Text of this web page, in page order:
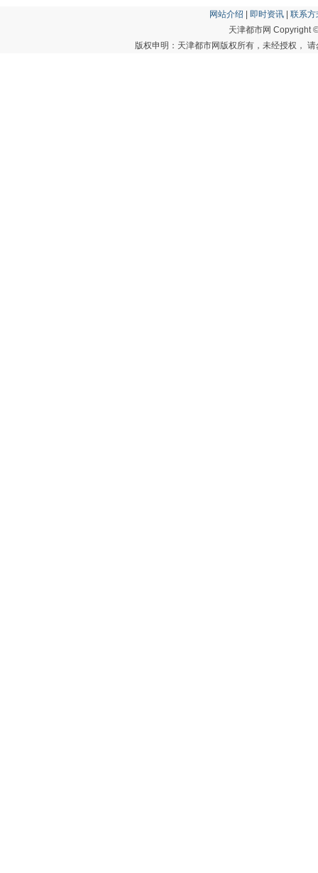
网站介绍 即时资讯
联系方
天津都市网 Copyright
版权申明：天津都市网版权所有，未经授权，